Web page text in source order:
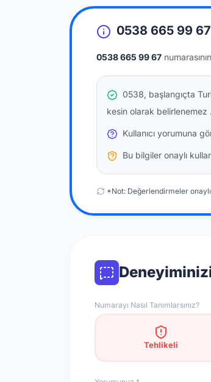
0538 665 99
0538 665 99 67
0538, başlangıçta
kesin olarak belirlenemez .
Kullanıcı yorumuna
Bu bilgiler onaylı
*Not: Değerlendirmeler
Numarayı Nasıl Tanımlarsınız?
Tehlikeli